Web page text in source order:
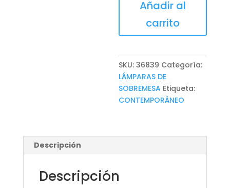
Añadir al
carrito
SKU:36839 Categoría:
LÁMPARAS DE
SOBREMESA Etiqueta:
CONTEMPORÁNEO
Descripción
Descripción